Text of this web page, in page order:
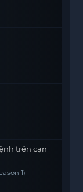
trên cạn
1)